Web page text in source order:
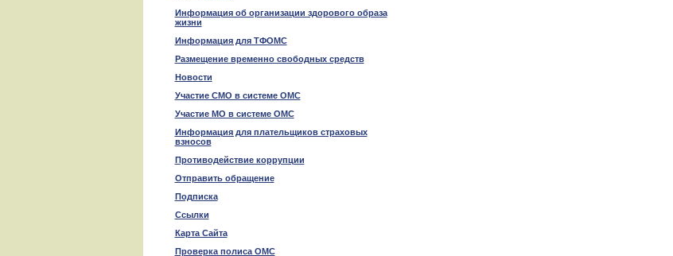
Информация об организации здорового образа
жизни
Информация для ТФОМС
Размещение временно свободных средств
Новости
Участие СМО в системе ОМС
Участие МО в системе ОМС
Информация для плательщиков страховых
взносов
Противодействие коррупции
Отправить обращение
Подписка
Ссылки
Карта Сайта
Проверка полиса ОМС